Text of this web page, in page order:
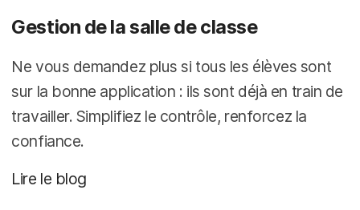
Gestion de la salle de classe
Ne vous demandez plus si tous les élèves sont
sur la bonne application : ils sont déjà en train de
travailler. Simplifiez le contrôle, renforcez la
confiance.
Lire le blog